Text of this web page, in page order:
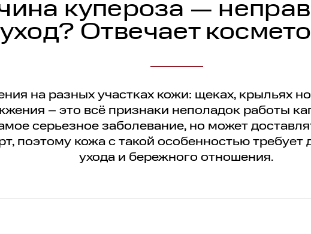
купероза —
уход? Отвечает
на разных участках кожи: щеках, крыльях
– это всё признаки неполадок работы
серьезное заболевание, но может
поэтому кожа с такой особенностью требует
ухода и бережного отношения.